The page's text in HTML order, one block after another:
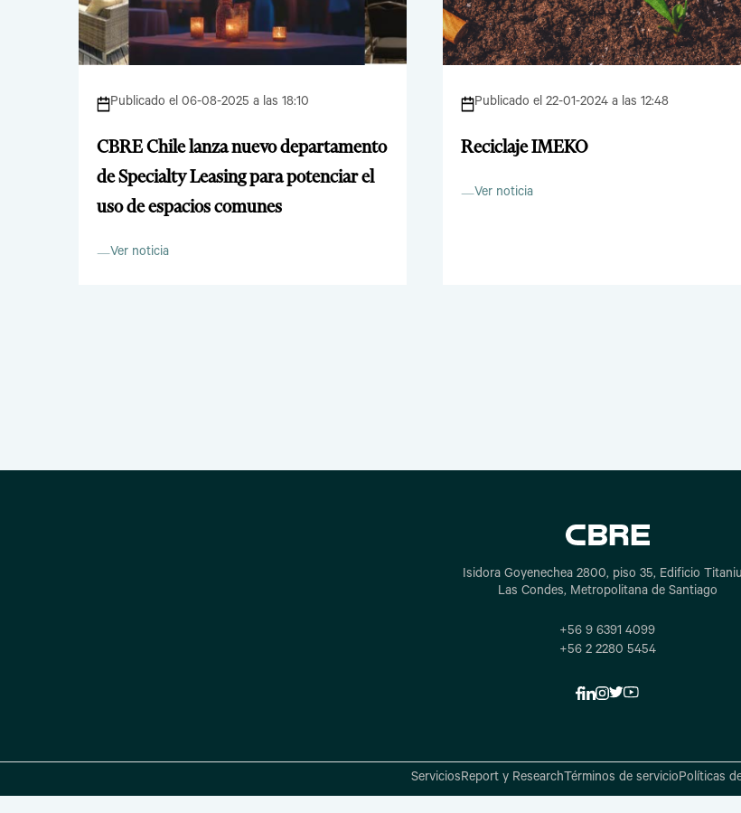
Publicado el 06-08-2025 a las 18:10
CBRE Chile lanza nuevo departamento
de Specialty Leasing para potenciar el
uso de espacios comunes
Ver noticia
Publicado el 22-01-2024 a las 12:48
Reciclaje IMEKO
Ver noticia
Isidora Goyenechea 2800, piso 35, Edificio
Las Condes, Metropolitana de Santiago
+56 9 6391 4099
+56 2 2280 5454
ServiciosReport y Research Términos de servicioPolíticas